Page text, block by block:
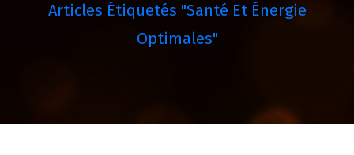
Articles Étiquetés "santé Et Énergie
Optimales"